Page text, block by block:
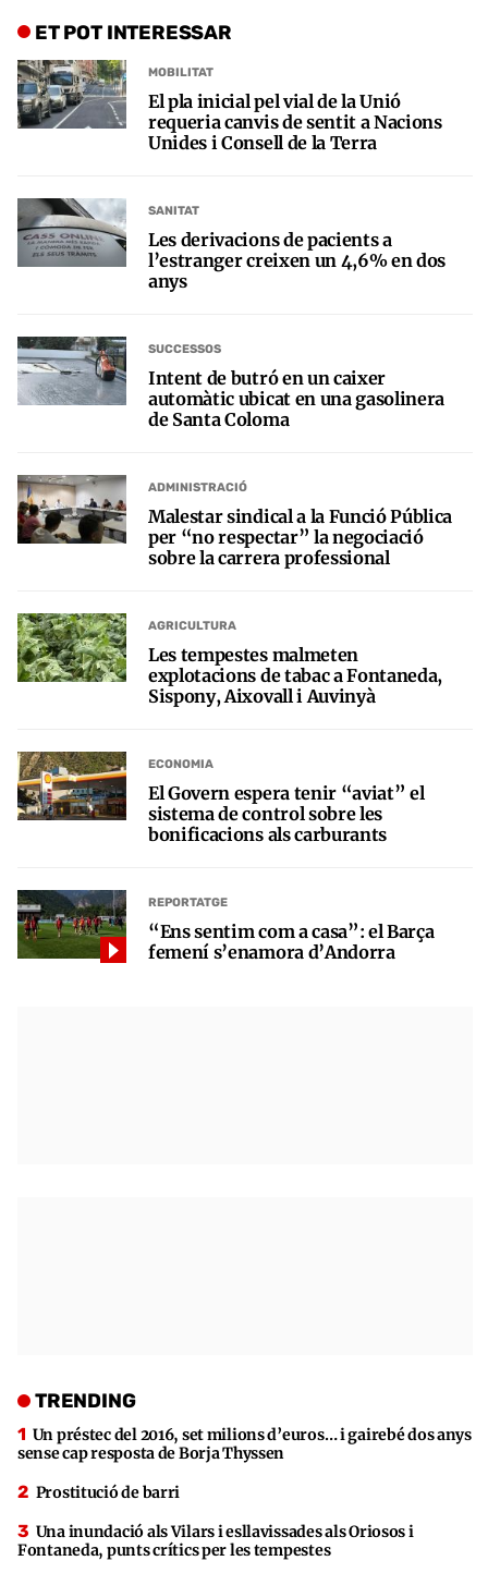
ET POT INTERESSAR
MOBILITAT
El pla inicial pel vial de la Unió
requeria canvis de sentit a Nacions
Unides i Consell de la Terra
SANITAT
Les derivacions de pacients a
l’estranger creixen un 4,6% en dos
anys
SUCCESSOS
Intent de butró en un caixer
automàtic ubicat en una gasolinera
de Santa Coloma
ADMINISTRACIÓ
Malestar sindical a la Funció Pública
per “no respectar” la negociació
sobre la carrera professional
AGRICULTURA
Les tempestes malmeten
explotacions de tabac a Fontaneda,
Sispony, Aixovall i Auvinyà
ECONOMIA
El Govern espera tenir “aviat” el
sistema de control sobre les
bonificacions als carburants
REPORTATGE
“Ens sentim com a casa”: el Barça
femení s’enamora d’Andorra
TRENDING
Un préstec del 2016, set milions d’euros… i gairebé dos anys
sense cap resposta de Borja Thyssen
Prostitució de barri
Una inundació als Vilars i esllavissades als Oriosos i
Fontaneda, punts crítics per les tempestes